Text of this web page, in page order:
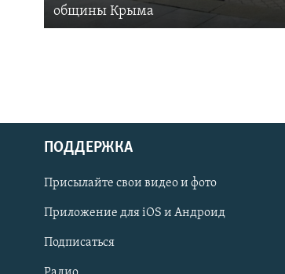
Українською
Qırımtatar
ПРИСОЕДИНЯЙТЕСЬ!
общины Крыма
ПОДДЕРЖКА
Присылайте свои видео и фото
Приложение для iOS и Андроид
Подписаться